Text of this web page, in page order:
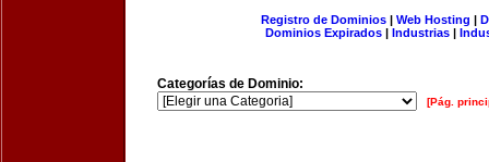
Registro de Dominios| Web Hosting |
Dominios Expirados | Industrias |
Categorías de Dominio:
[Pág.